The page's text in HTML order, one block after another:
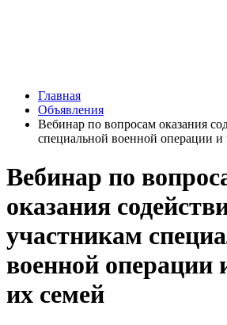
Главная
Объявления
Вебинар по вопросам оказания
специальной военной операции и
Вебинар по
оказания
участникам
военной операции
их семей